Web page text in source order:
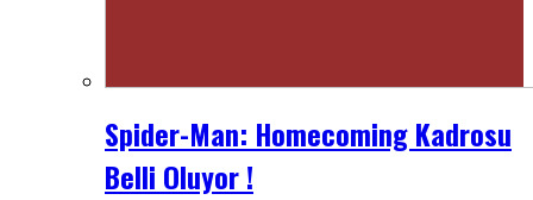
Spider-Man: Homecoming Kadrosu
Belli Oluyor !